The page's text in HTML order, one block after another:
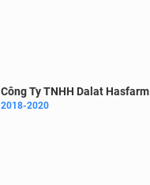
Công Ty TNHH Dalat Hasfarm
2018-2020